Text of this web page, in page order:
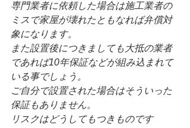
専門業者に依頼した場合は施工業者の
ミスで家屋が壊れたともなれば弁償対
象になります。
また設置後につきましても大抵の業者
であれば10年保証などが組み込まれて
いる事でしょう。
ご自分で設置された場合はそういった
保証もありません。
リスクはどうしてもつきものです